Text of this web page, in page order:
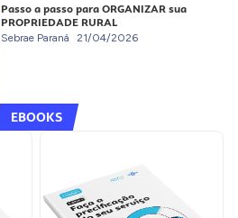
Passo a passo para ORGANIZAR sua
PROPRIEDADE RURAL
Sebrae Paraná 21/04/2026
EBOOKS